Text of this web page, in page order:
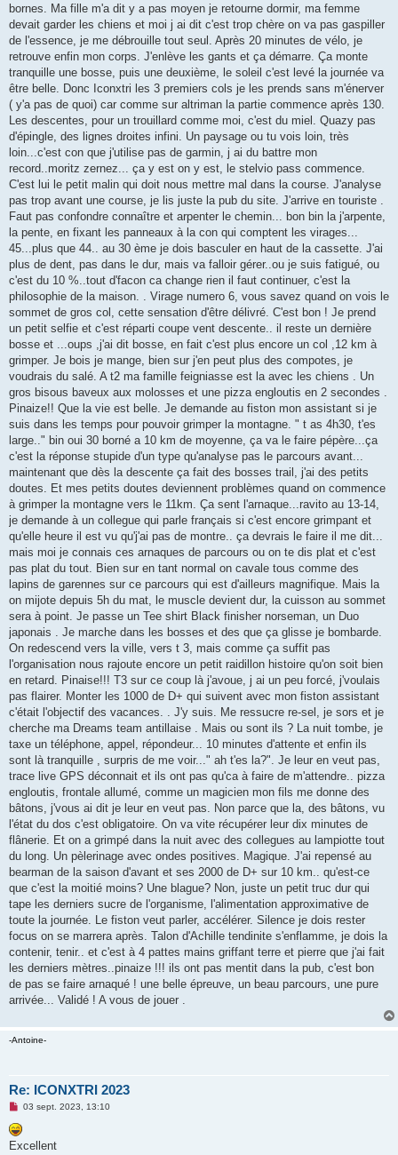
bornes. Ma fille m'a dit y a pas moyen je retourne dormir, ma femme
devait garder les chiens et moi j ai dit c'est trop chère on va pas gaspiller
de l'essence, je me débrouille tout seul. Après 20 minutes de vélo, je
retrouve enfin mon corps. J'enlève les gants et ça démarre. Ça monte
tranquille une bosse, puis une deuxième, le soleil c'est levé la journée va
être belle. Donc Iconxtri les 3 premiers cols je les prends sans m'énerver
( y'a pas de quoi) car comme sur altriman la partie commence après 130.
Les descentes, pour un trouillard comme moi, c'est du miel. Quazy pas
d'épingle, des lignes droites infini. Un paysage ou tu vois loin, très
loin...c'est con que j'utilise pas de garmin, j ai du battre mon
record..moritz zernez... ça y est on y est, le stelvio pass commence.
C'est lui le petit malin qui doit nous mettre mal dans la course. J'analyse
pas trop avant une course, je lis juste la pub du site. J'arrive en touriste .
Faut pas confondre connaître et arpenter le chemin... bon bin la j'arpente,
la pente, en fixant les panneaux à la con qui comptent les virages...
45...plus que 44.. au 30 ème je dois basculer en haut de la cassette. J'ai
plus de dent, pas dans le dur, mais va falloir gérer..ou je suis fatigué, ou
c'est du 10 %..tout d'facon ca change rien il faut continuer, c'est la
philosophie de la maison. . Virage numero 6, vous savez quand on vois le
sommet de gros col, cette sensation d'être délivré. C'est bon ! Je prend
un petit selfie et c'est réparti coupe vent descente.. il reste un dernière
bosse et ...oups ,j'ai dit bosse, en fait c'est plus encore un col ,12 km à
grimper. Je bois je mange, bien sur j'en peut plus des compotes, je
voudrais du salé. A t2 ma famille feigniasse est la avec les chiens . Un
gros bisous baveux aux molosses et une pizza engloutis en 2 secondes .
Pinaize!! Que la vie est belle. Je demande au fiston mon assistant si je
suis dans les temps pour pouvoir grimper la montagne. " t as 4h30, t'es
large.." bin oui 30 borné a 10 km de moyenne, ça va le faire pépère...ça
c'est la réponse stupide d'un type qu'analyse pas le parcours avant...
maintenant que dès la descente ça fait des bosses trail, j'ai des petits
doutes. Et mes petits doutes deviennent problèmes quand on commence
à grimper la montagne vers le 11km. Ça sent l'arnaque...ravito au 13-14,
je demande à un collegue qui parle français si c'est encore grimpant et
qu'elle heure il est vu qu'j'ai pas de montre.. ça devrais le faire il me dit...
mais moi je connais ces arnaques de parcours ou on te dis plat et c'est
pas plat du tout. Bien sur en tant normal on cavale tous comme des
lapins de garennes sur ce parcours qui est d'ailleurs magnifique. Mais la
on mijote depuis 5h du mat, le muscle devient dur, la cuisson au sommet
sera à point. Je passe un Tee shirt Black finisher norseman, un Duo
japonais . Je marche dans les bosses et des que ça glisse je bombarde.
On redescend vers la ville, vers t 3, mais comme ça suffit pas
l'organisation nous rajoute encore un petit raidillon histoire qu'on soit bien
en retard. Pinaise!!! T3 sur ce coup là j'avoue, j ai un peu forcé, j'voulais
pas flairer. Monter les 1000 de D+ qui suivent avec mon fiston assistant
c'était l'objectif des vacances. . J'y suis. Me ressucre re-sel, je sors et je
cherche ma Dreams team antillaise . Mais ou sont ils ? La nuit tombe, je
taxe un téléphone, appel, répondeur... 10 minutes d'attente et enfin ils
sont là tranquille , surpris de me voir..." ah t'es la?". Je leur en veut pas,
trace live GPS déconnait et ils ont pas qu'ca à faire de m'attendre.. pizza
engloutis, frontale allumé, comme un magicien mon fils me donne des
bâtons, j'vous ai dit je leur en veut pas. Non parce que la, des bâtons, vu
l'état du dos c'est obligatoire. On va vite récupérer leur dix minutes de
flânerie. Et on a grimpé dans la nuit avec des collegues au lampiotte tout
du long. Un pèlerinage avec ondes positives. Magique. J'ai repensé au
bearman de la saison d'avant et ses 2000 de D+ sur 10 km.. qu'est-ce
que c'est la moitié moins? Une blague? Non, juste un petit truc dur qui
tape les derniers sucre de l'organisme, l'alimentation approximative de
toute la journée. Le fiston veut parler, accélérer. Silence je dois rester
focus on se marrera après. Talon d'Achille tendinite s'enflamme, je dois la
contenir, tenir.. et c'est à 4 pattes mains griffant terre et pierre que j'ai fait
les derniers mètres..pinaize !!! ils ont pas mentit dans la pub, c'est bon
de pas se faire arnaqué ! une belle épreuve, un beau parcours, une pure
arrivée... Validé ! A vous de jouer .
-Antoine-
Re: ICONXTRI 2023
M
s
s
a
03 sept. 2023, 13:10
Excellent